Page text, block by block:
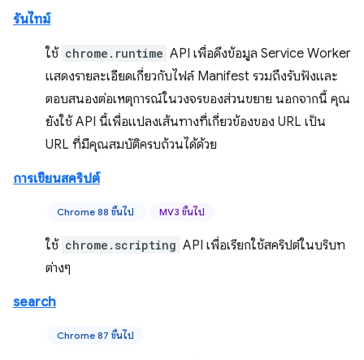
รันไทม์
ใช้ chrome.runtime API เพื่อดึงข้อมูล Service Worker
แสดงรายละเอียดเกี่ยวกับไฟล์ Manifest รวมถึงรับฟังและ
ตอบสนองต่อเหตุการณ์ในวงจรของส่วนขยาย นอกจากนี้ คุณ
ยังใช้ API นี้เพื่อแปลงเส้นทางที่เกี่ยวข้องของ URL เป็น
URL ที่มีคุณสมบัติครบถ้วนได้ด้วย
การเขียนสคริปต์
Chrome 88 ขึ้นไป MV3 ขึ้นไป
ใช้ chrome.scripting API เพื่อเรียกใช้สคริปต์ในบริบท
ต่างๆ
search
Chrome 87 ขึ้นไป